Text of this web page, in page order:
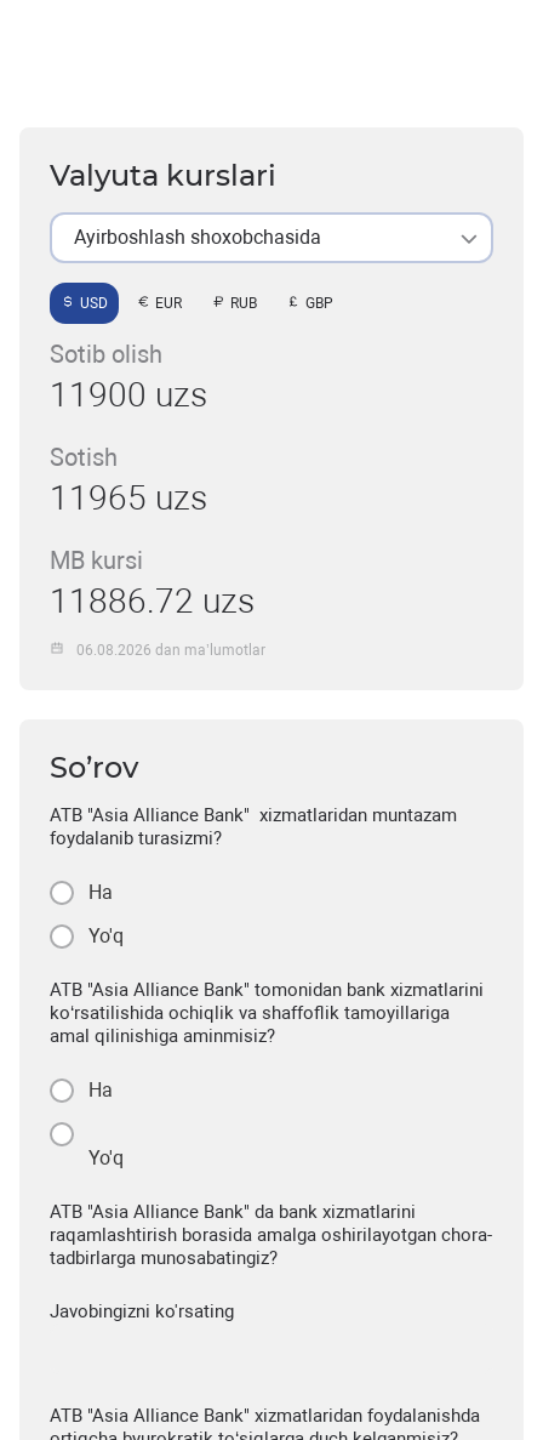
Valyuta kurslari
Ayirboshlash shoxobchasida
USD EUR RUB GBP
Sotib olish
11900 uzs
Sotish
11965 uzs
MB kursi
11886.72 uzs
06.08.2026 dan ma’lumotlar
So’rov
ATB "Asia Alliance Bank" xizmatlaridan muntazam
foydalanib turasizmi?
Ha
Yo'q
ATB "Asia Alliance Bank" tomonidan bank xizmatlarini
ko‘rsatilishida ochiqlik va shaffoflik tamoyillariga
amal qilinishiga aminmisiz?
Ha
Yo'q
ATB "Asia Alliance Bank" da bank xizmatlarini
raqamlashtirish borasida amalga oshirilayotgan chora-
tadbirlarga munosabatingiz?
Javobingizni ko'rsating
ATB "Asia Alliance Bank" xizmatlaridan foydalanishda